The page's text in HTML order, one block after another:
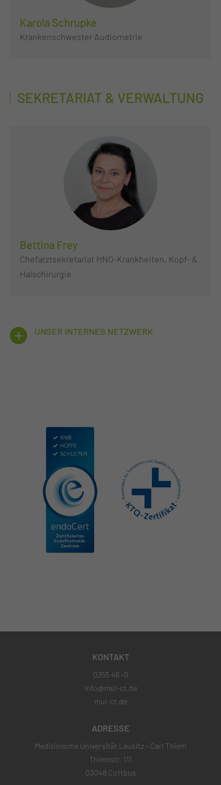
Karola Schrupke
Krankenschwester Audiometrie
SEKRETARIAT & VERWALTUNG
Bettina Frey
Chefarztsekretariat HNO-Krankheiten, Kopf- &
Halschirurgie
UNSER INTERNES NETZWERK
KONTAKT
0355 46 -0
info@mul-ct.de
mul-ct.de
ADRESSE
Medizinische Universität Lausitz - Carl Thiem
Thiemstr. 111
03048 Cottbus